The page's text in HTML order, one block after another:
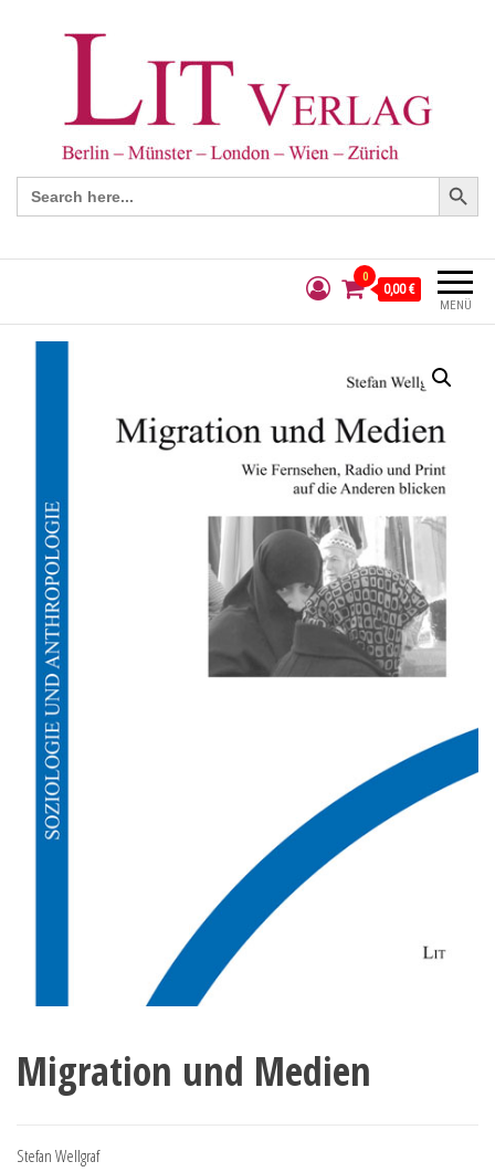
Search
for:
Search Button
MENÜ
0
0,00 €
Migration und Medien
Stefan Wellgraf